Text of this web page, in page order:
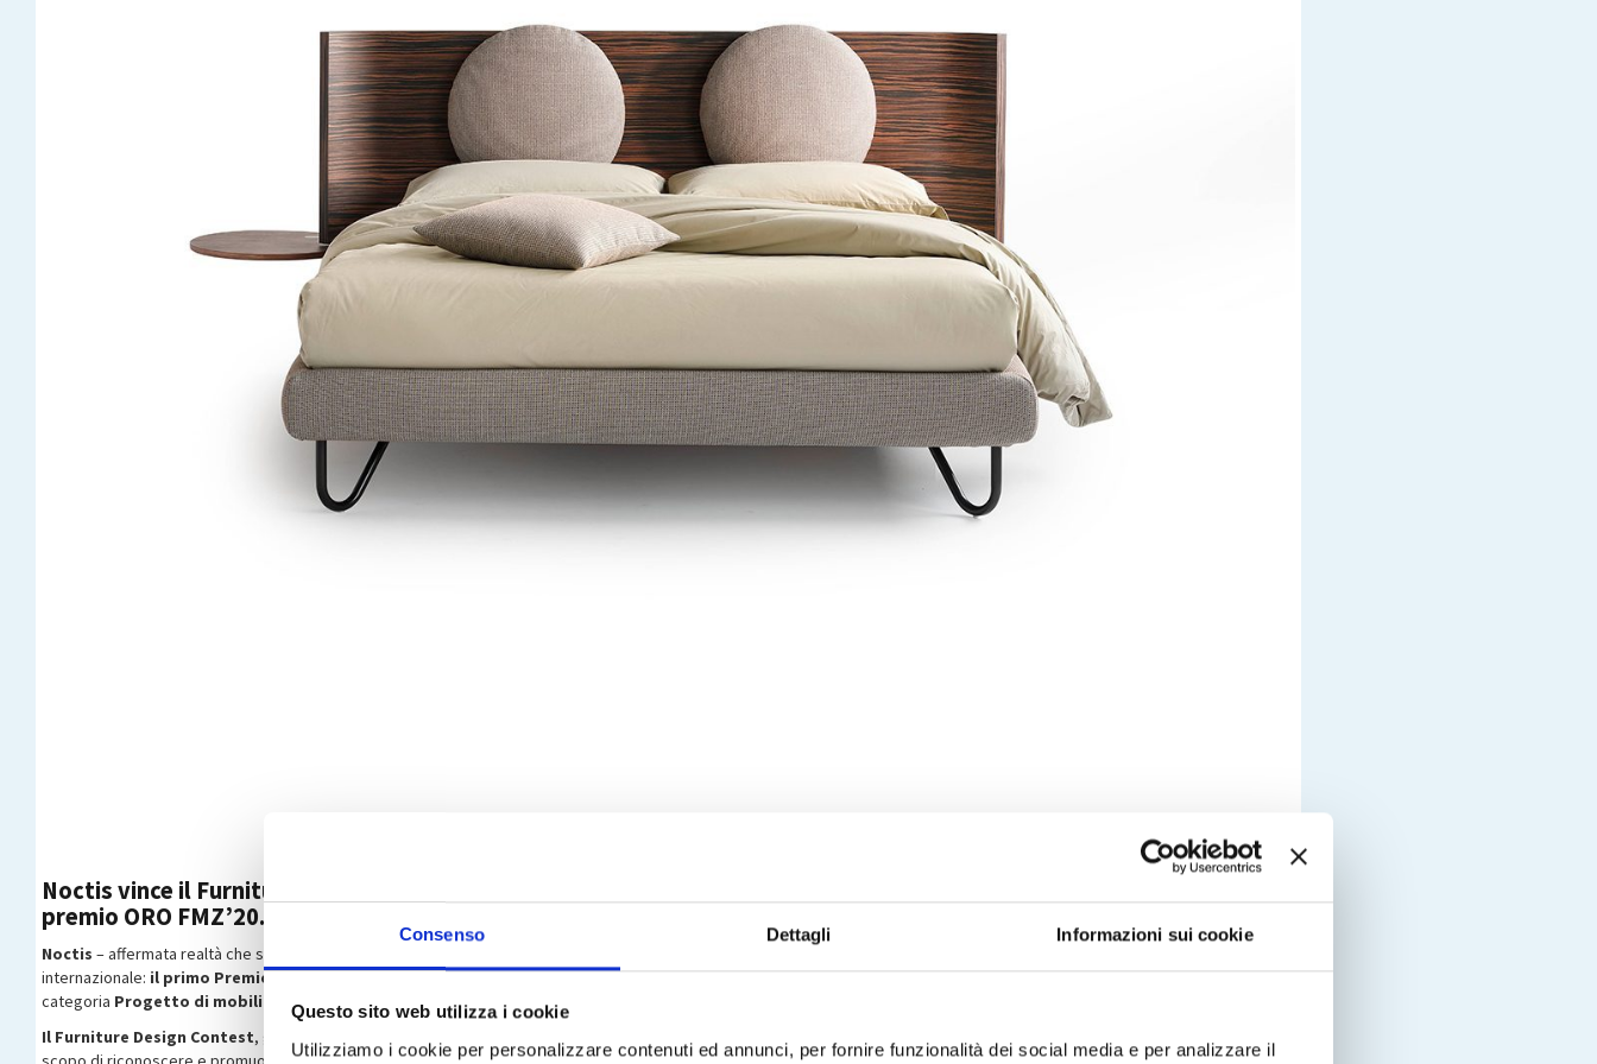
Consenso Dettagli Informazioni sui cookie
Questo sito web utilizza i cookie
Utilizziamo i cookie per personalizzare contenuti ed annunci, per fornire funzionalità dei social media e per analizzare il
Noctis vince il Furniture Design Contest - indetto dalla Fiera del Mobile di Saragozza - aggiudicandosi il primo
premio ORO FMZ’20.
Noctis – affermata realtà che sfiora i 30 anni di storia, passione e ricerca nel settore dei letti imbottiti 100% Made in Italy – si aggiudica un importante riconoscimento a livello
internazionale: il primo Premio ORO FMZ’20 del Forniture Design Contest, assegnato allacollezione Hug abbinata al sistema contenitore Secret Box®, nella
categoria Progetto di mobili innovativi
Il Furniture Design Contest, giunto alla sua seconda edizione, è un concorso - rivolto alle aziende espositrici e ai visitatori della Fiera del Mobile di Saragozza – che ha lo